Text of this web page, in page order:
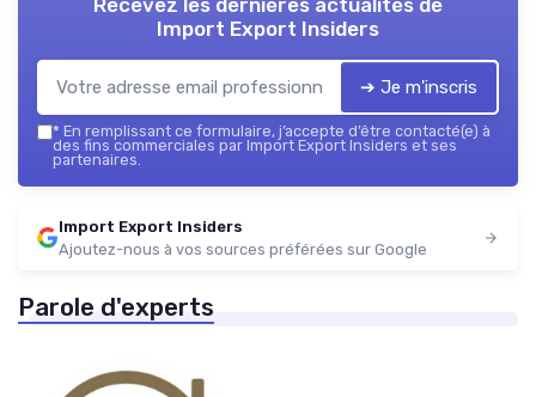
Recevez les dernières actualités de
Import Export Insiders
➔ Je m'inscris
* En remplissant ce formulaire, j’accepte d’être contacté(e) à
des fins commerciales par Import Export Insiders et ses
partenaires.
Import Export Insiders
Ajoutez-nous à vos sources préférées sur Google
Parole d'experts